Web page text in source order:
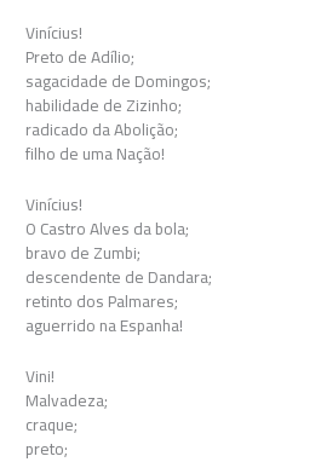
Vinícius!
Preto de Adílio;
sagacidade de Domingos;
habilidade de Zizinho;
radicado da Abolição;
filho de uma Nação!
Vinícius!
O Castro Alves da bola;
bravo de Zumbi;
descendente de Dandara;
retinto dos Palmares;
aguerrido na Espanha!
Vini!
Malvadeza;
craque;
preto;